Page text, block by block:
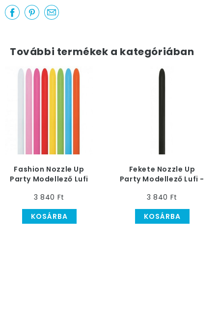
További termékek a kategóriában
Fashion Nozzle Up
Party Modellező Lufi
Vékony, 80 db
3 840 Ft
KOSÁRBA
Fekete Nozzle Up
Party Modellező Lufi -
3 840 Ft
KOSÁRBA